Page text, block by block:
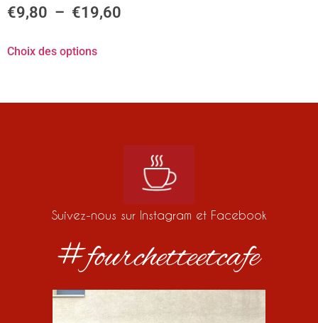
€9,80 – €19,60
Choix des options
Suivez-nous sur Instagram et Facebook
#fourchetteetcafe